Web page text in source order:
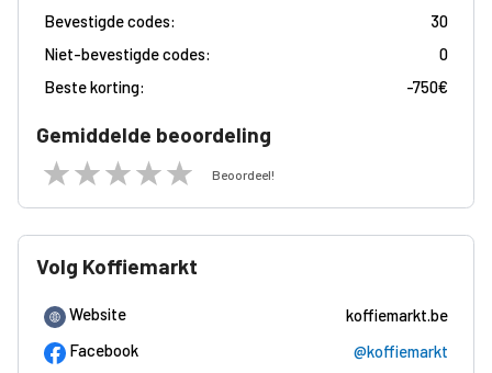
Bevestigde codes:
30
Niet-bevestigde codes:
0
Beste korting:
-750€
Gemiddelde beoordeling
Beoordeel!
Volg Koffiemarkt
Website
koffiemarkt.be
Facebook
@koffiemarkt